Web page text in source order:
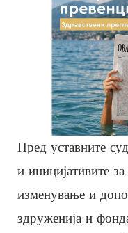
Пред уставните
и иницијативите
изменување и
здруженија и